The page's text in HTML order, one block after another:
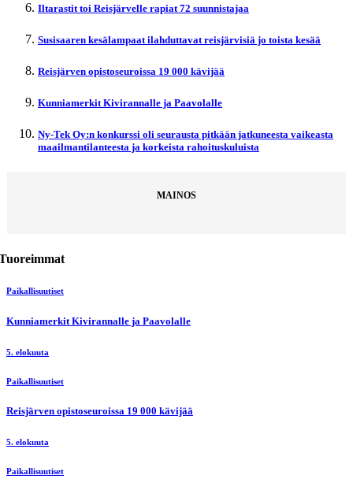
Iltarastit toi Reisjärvelle rapiat 72 suunnistajaa
Susisaaren kesälampaat ilahduttavat reisjärvisiä jo toista kesää
Reisjärven opistoseuroissa 19 000 kävijää
Kunniamerkit Kivirannalle ja Paavolalle
Ny-Tek Oy:n konkurssi oli seurausta pitkään jatkuneesta vaikeasta
maailmantilanteesta ja korkeista rahoituskuluista
MAINOS
Paikallisuutiset
Kunniamerkit Kivirannalle ja Paavolalle
5. elokuuta
Paikallisuutiset
Reisjärven opistoseuroissa 19 000 kävijää
5. elokuuta
Paikallisuutiset